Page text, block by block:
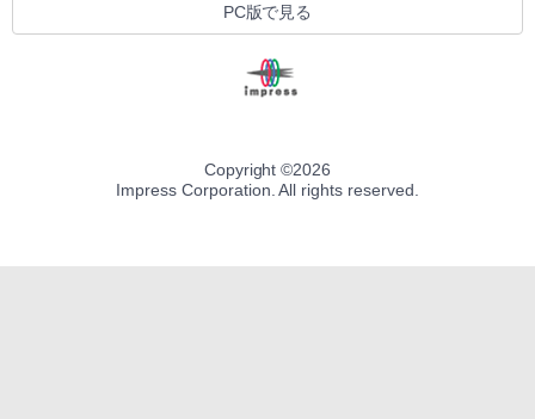
PC版で見る
Copyright ©2026
Impress Corporation. All rights reserved.